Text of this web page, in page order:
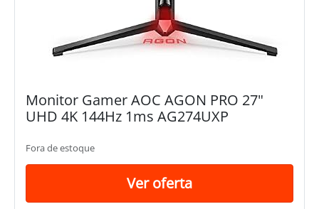
Monitor Gamer AOC AGON PRO 27"
UHD 4K 144Hz 1ms AG274UXP
Fora de estoque
Ver oferta